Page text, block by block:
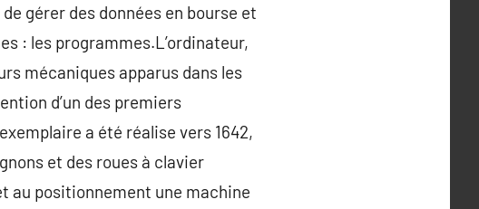
gérer des données en bourse et
: les programmes.L’ordinateur,
mécaniques apparus dans les
d’un des premiers
a été réalise vers 1642,
et des roues à clavier
au positionnement une machine